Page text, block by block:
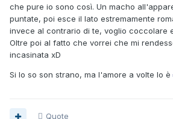
che pure io sono così. Un macho
puntate, poi esce il lato estremamente
invece al contrario di te, voglio coccolare
Oltre poi al fatto che vorrei che mi
incasinata xD
Si lo so son strano, ma l'amore a volte lo è
Quote